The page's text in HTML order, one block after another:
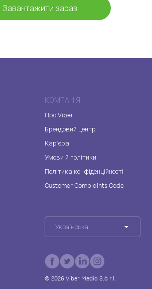
Завантажити зараз
КОМПАНІЯ
Про Viber
Брендовий центр
Кар'єра
Умови й політики
Політика конфіденційності
Customer Complaints Code
Українська
© 2026Viber Media S.à r.l.